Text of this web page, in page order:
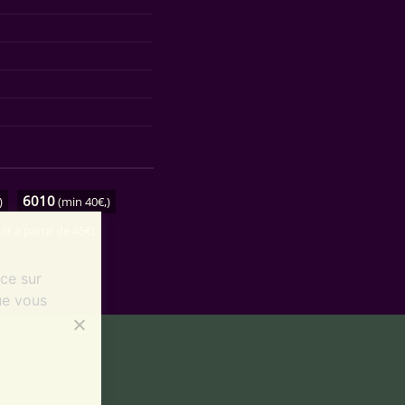
6010(min 40€,)
sur
vous